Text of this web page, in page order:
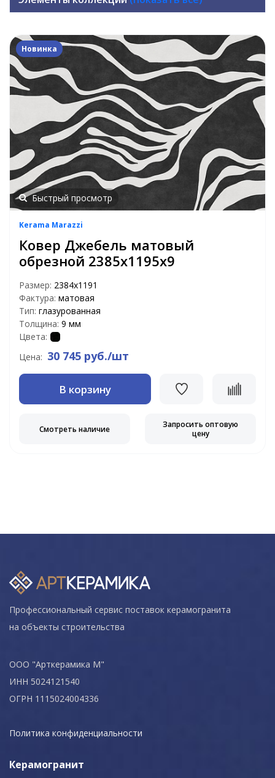
Новинка
Быстрый просмотр
Kerama Marazzi
Ковер Джебель матовый
обрезной 2385x1195x9
Размер: 2384x1191
Фактура: матовая
Тип: глазурованная
Толщина: 9 мм
Цвета:
Цена: 30 745 руб./шт
В корзину
Смотреть наличие
Запросить оптовую
цену
Профессиональный сервис поставок керамогранита
на объекты строительства
ООО "Арткерамика М"
ИНН 5024121540
ОГРН 1115024004336
Политика конфиденциальности
Керамогранит